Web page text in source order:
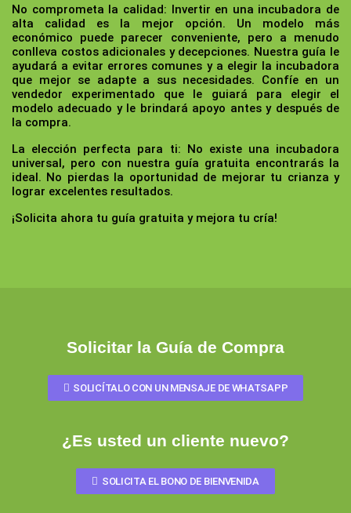
No comprometa la calidad: Invertir en una incubadora de
alta calidad es la mejor opción. Un modelo más
económico puede parecer conveniente, pero a menudo
conlleva costos adicionales y decepciones. Nuestra guía le
ayudará a evitar errores comunes y a elegir la incubadora
que mejor se adapte a sus necesidades. Confíe en un
vendedor experimentado que le guiará para elegir el
modelo adecuado y le brindará apoyo antes y después de
la compra.
La elección perfecta para ti: No existe una incubadora
universal, pero con nuestra guía gratuita encontrarás la
ideal. No pierdas la oportunidad de mejorar tu crianza y
lograr excelentes resultados.
¡Solicita ahora tu guía gratuita y mejora tu cría!
Solicitar la Guía de Compra
SOLICÍTALO CON UN MENSAJE DE WHATSAPP
¿Es usted un cliente nuevo?
SOLICITA EL BONO DE BIENVENIDA